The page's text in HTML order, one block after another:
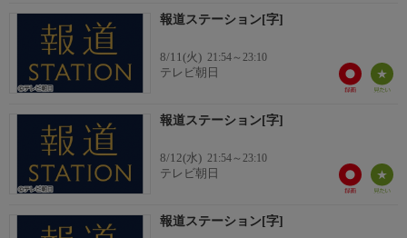
報道ステーション[字]
8/11(火) 21:54～23:10
テレビ朝日
報道ステーション[字]
8/12(水) 21:54～23:10
テレビ朝日
報道ステーション[字]